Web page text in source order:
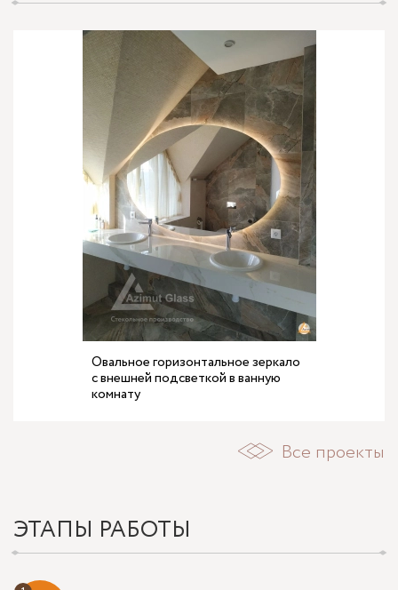
Овальное горизонтальное зеркало
с внешней подсветкой в ванную
комнату
Все проекты
ЭТАПЫ РАБОТЫ